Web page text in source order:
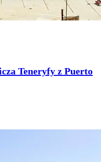
Teneryfy z Puerto